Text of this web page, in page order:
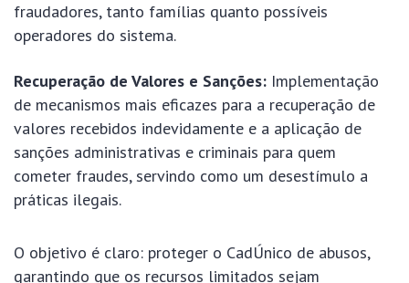
fraudadores, tanto famílias quanto possíveis
operadores do sistema.
Recuperação de Valores e Sanções: Implementação
de mecanismos mais eficazes para a recuperação de
valores recebidos indevidamente e a aplicação de
sanções administrativas e criminais para quem
cometer fraudes, servindo como um desestímulo a
práticas ilegais.
O objetivo é claro: proteger o CadÚnico de abusos,
garantindo que os recursos limitados sejam